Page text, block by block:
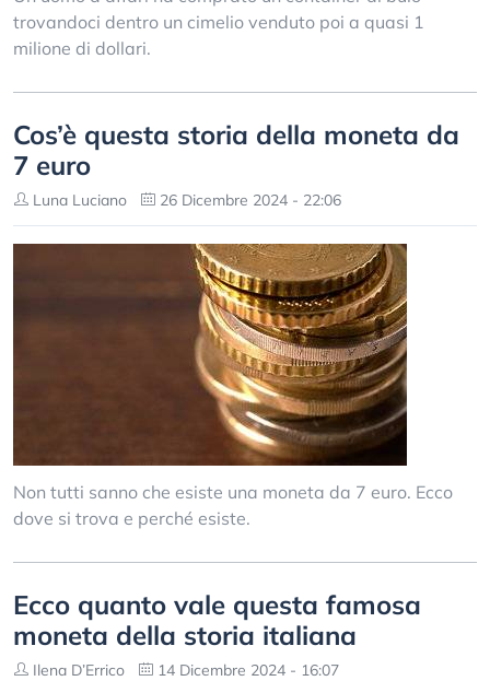
trovandoci dentro un cimelio venduto poi a quasi 1
milione di dollari.
Cos’è questa storia della moneta da
7 euro
Luna Luciano 26 Dicembre 2024 - 22:06
Non tutti sanno che esiste una moneta da 7 euro. Ecco
dove si trova e perché esiste.
Ecco quanto vale questa famosa
moneta della storia italiana
Ilena D’Errico 14 Dicembre 2024 - 16:07